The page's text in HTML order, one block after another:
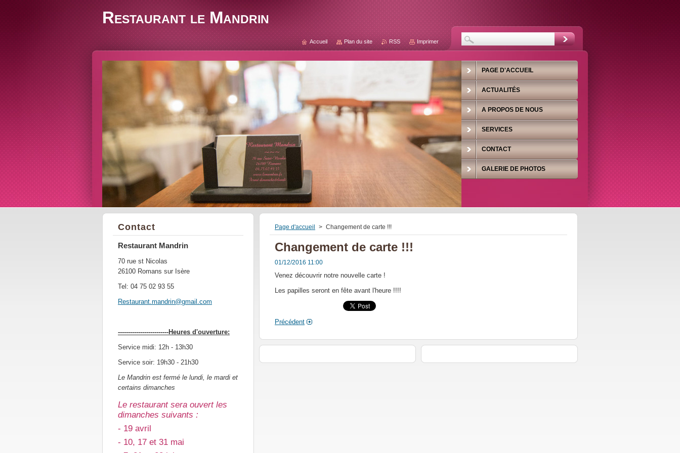
Restaurant le Mandrin
Page d'accueil > Changement de carte !!!
Changement de carte !!!
01/12/2016 11:00
Venez découvrir notre nouvelle carte !
Les papilles seront en fête avant l'heure !!!!
Précédent
Contact
Restaurant Mandrin
70 rue st Nicolas
26100 Romans sur Isère
Tel: 04 75 02 93 55
Restaurant.mandrin@gmail .com
-------------------------Heures d'ouverture:
Service midi: 12h - 13h30
Service soir: 19h30 - 21h30
Le Mandrin est fermé le lundi, le mardi et
certains dimanches
Le restaurant sera ouvert les
dimanches suivants :
- 19 avril
- 10, 17 et 31 mai
PAGE D'ACCUEIL
ACTUALITÉS
A PROPOS DE NOUS
SERVICES
CONTACT
GALERIE DE PHOTOS
Accueil Plan du site RSS Imprimer